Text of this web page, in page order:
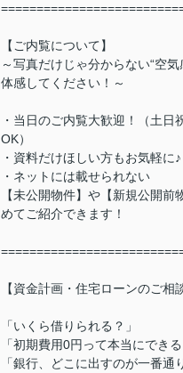
【ご内覧について】
～写真だけじゃ分からない“空気
体感してください！～
・当日のご内覧大歓迎！（土日
OK）
・資料だけほしい方もお気軽に♪
・ネットには載せられない
【未公開物件】や【新規公開前
めてご紹介できます！
【資金計画・住宅ローンのご相
「いくら借りられる？」
「初期費用0円って本当にできる
「銀行、どこに出すのが一番通